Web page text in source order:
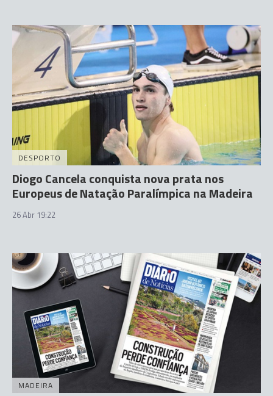
DESPORTO
Diogo Cancela conquista nova prata nos
Europeus de Natação Paralímpica na Madeira
26 Abr 19:22
MADEIRA